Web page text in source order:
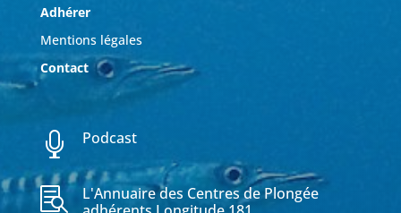
Adhérer
Mentions légales
Contact
 Podcast

L'Annuaire des Centres de Plongée